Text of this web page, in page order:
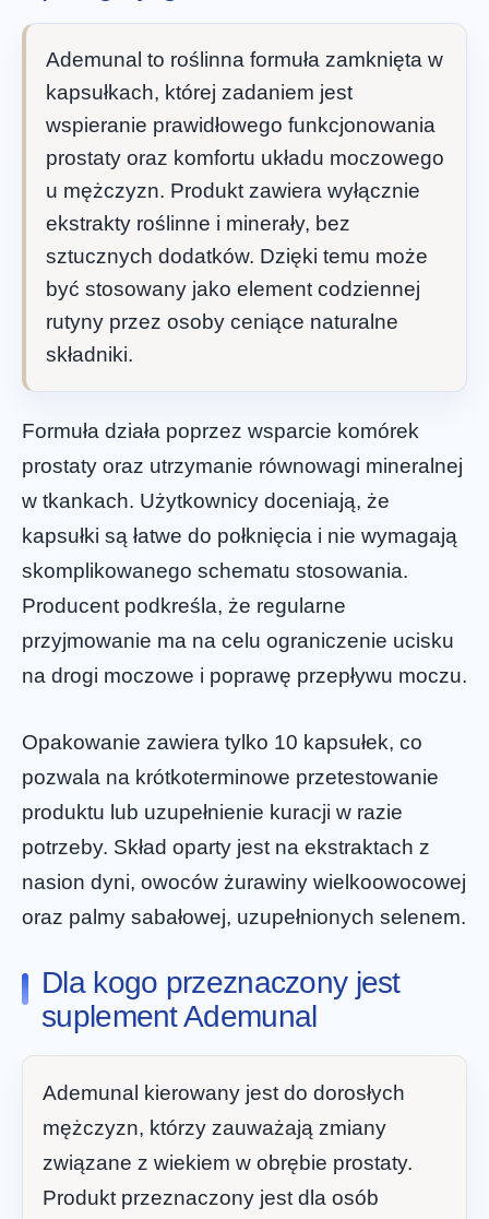
Ademunal to roślinna formuła zamknięta w
kapsułkach, której zadaniem jest
wspieranie prawidłowego funkcjonowania
prostaty oraz komfortu układu moczowego
u mężczyzn. Produkt zawiera wyłącznie
ekstrakty roślinne i minerały, bez
sztucznych dodatków. Dzięki temu może
być stosowany jako element codziennej
rutyny przez osoby ceniące naturalne
składniki.
Formuła działa poprzez wsparcie komórek
prostaty oraz utrzymanie równowagi mineralnej
w tkankach. Użytkownicy doceniają, że
kapsułki są łatwe do połknięcia i nie wymagają
skomplikowanego schematu stosowania.
Producent podkreśla, że regularne
przyjmowanie ma na celu ograniczenie ucisku
na drogi moczowe i poprawę przepływu moczu.
Opakowanie zawiera tylko 10 kapsułek, co
pozwala na krótkoterminowe przetestowanie
produktu lub uzupełnienie kuracji w razie
potrzeby. Skład oparty jest na ekstraktach z
nasion dyni, owoców żurawiny wielkoowocowej
oraz palmy sabałowej, uzupełnionych selenem.
Dla kogo przeznaczony jest
suplement Ademunal
Ademunal kierowany jest do dorosłych
mężczyzn, którzy zauważają zmiany
związane z wiekiem w obrębie prostaty.
Produkt przeznaczony jest dla osób